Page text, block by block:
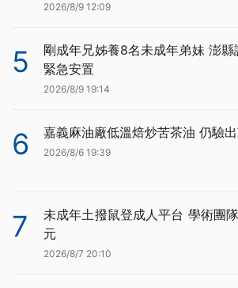
2026/8/9 12:09
5
剛成年兄姊養8名未成年弟妹 澎
緊急安置
2026/8/9 19:14
6 嘉義麻油廠低溫焙炒苦茶油 仍驗
2026/8/6 19:39
7
未成年土撥鼠登成人平台 學術團
元
2026/8/7 20:10